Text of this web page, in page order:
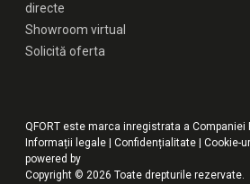
directe
Showroom virtual
Solicită oferta
QFORT este marca inregistrata a Companiei
Informații legale |Confidențialitate |Cookie-
powered by
Copyright © 2026 Toate drepturile rezervate.